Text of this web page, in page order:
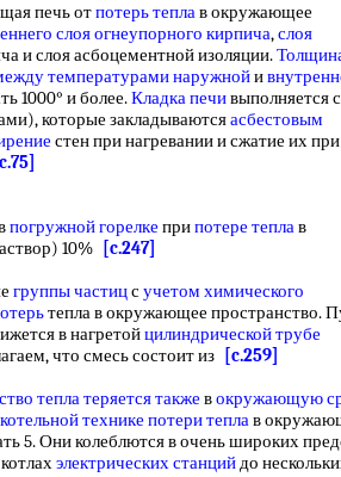
печь отпотерь теплав окружающее
слояогнеупорного кирпича,слоя
и слоя асбоцементной изоляции.
температурами наружнойи
1000° и более.Кладка печивыполняется с
которые закладываютсяасбестовым
стен при нагревании и сжатие их при
погружной горелке припотере теплав
10%
[c.247]
группы частицсучетом химического
тепла в окружающее пространство.
в нагретойцилиндрической трубе
что смесь состоит из
[c.259]
теплатеряется также вокружающую
котельной технике потери теплав
5. Они колеблются в очень широких
электрических станцийдо